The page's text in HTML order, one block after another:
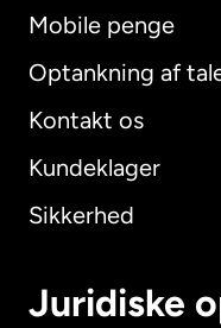
Mobile penge
Optankning af
Kontakt os
Kundeklager
Sikkerhed
Juridiske